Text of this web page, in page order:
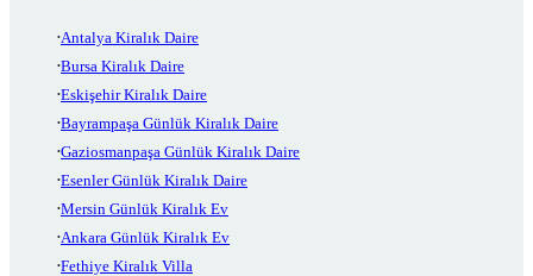
Antalya Kiralık Daire
Bursa Kiralık Daire
Eskişehir Kiralık Daire
Bayrampaşa Günlük Kiralık Daire
Gaziosmanpaşa Günlük Kiralık Daire
Esenler Günlük Kiralık Daire
Mersin Günlük Kiralık Ev
Ankara Günlük Kiralık Ev
Fethiye Kiralık Villa